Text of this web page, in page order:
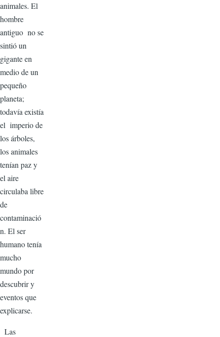
animales. El
hombre
antiguo no se
sintió un
gigante en
medio de un
pequeño
planeta;
todavía existía
el imperio de
los árboles,
los animales
tenían paz y
el aire
circulaba libre
de
contaminació
n. El ser
humano tenía
mucho
mundo por
descubrir y
eventos que
explicarse.
Las